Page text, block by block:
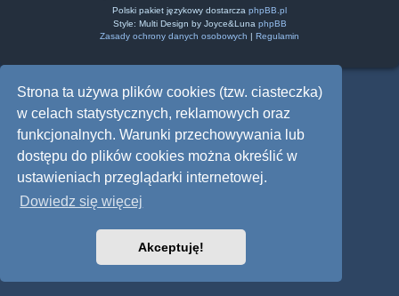
Strona ta używa plików cookies (tzw. ciasteczka)
w celach statystycznych, reklamowych oraz
funkcjonalnych. Warunki przechowywania lub
dostępu do plików cookies można określić w
ustawieniach przeglądarki internetowej.
Dowiedz się więcej
Akceptuję!
Polski pakiet językowy dostarcza phpBB.pl
Style: Multi Design by Joyce&Luna phpBB
Zasady ochrony danych osobowych | Regulamin